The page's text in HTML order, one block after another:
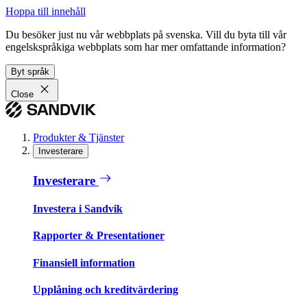
Hoppa till innehåll
Du besöker just nu vår webbplats på svenska. Vill du byta till vår
engelskspråkiga webbplats som har mer omfattande information?
Byt språk
Close
Produkter & Tjänster
Investerare
Investerare
Investera i Sandvik
Rapporter & Presentationer
Finansiell information
Upplåning och kreditvärdering